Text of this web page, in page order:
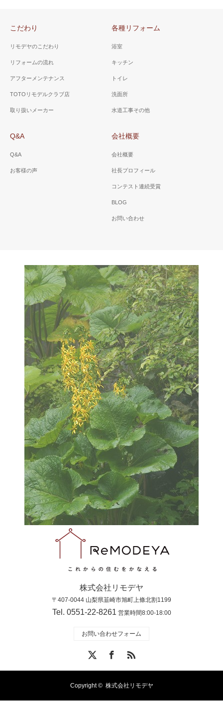
こだわり
リモデヤのこだわり
リフォームの流れ
アフターメンテナンス
TOTOリモデルクラブ店
取り扱いメーカー
各種リフォーム
浴室
キッチン
トイレ
洗面所
水道工事その他
Q&A
Q&A
お客様の声
会社概要
会社概要
社長プロフィール
コンテスト連続受賞
BLOG
お問い合わせ
株式会社リモデヤ
〒407-0044 山梨県韮崎市旭町上條北割1199
Tel. 0551-22-8261 営業時間8:00-18:00
お問い合わせフォーム
RSS
Copyright © 株式会社リモデヤ